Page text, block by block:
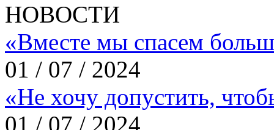
НОВОСТИ
«Вместе мы спасем
01 / 07 / 2024
«Не хочу допустить,
01 / 07 / 2024